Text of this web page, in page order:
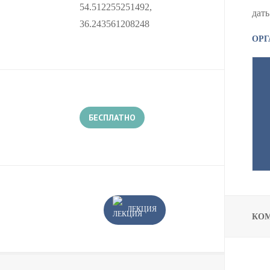
54.512255251492,
36.243561208248
БЕСПЛАТНО
ЛЕКЦИЯ